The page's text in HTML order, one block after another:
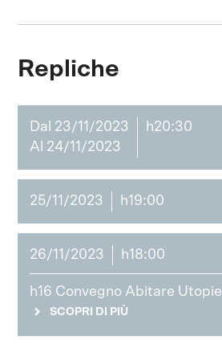
Repliche
Dal 23/11/2023
Al 24/11/2023
h20:30
25/11/2023 h19:00
26/11/2023 h18:00
h16 Convegno Abitare Utopie
SCOPRI DI PIÙ